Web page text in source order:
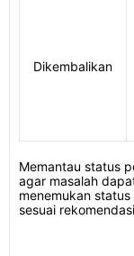
Dikembalikan
Memantau status
agar masalah
menemukan
sesuai